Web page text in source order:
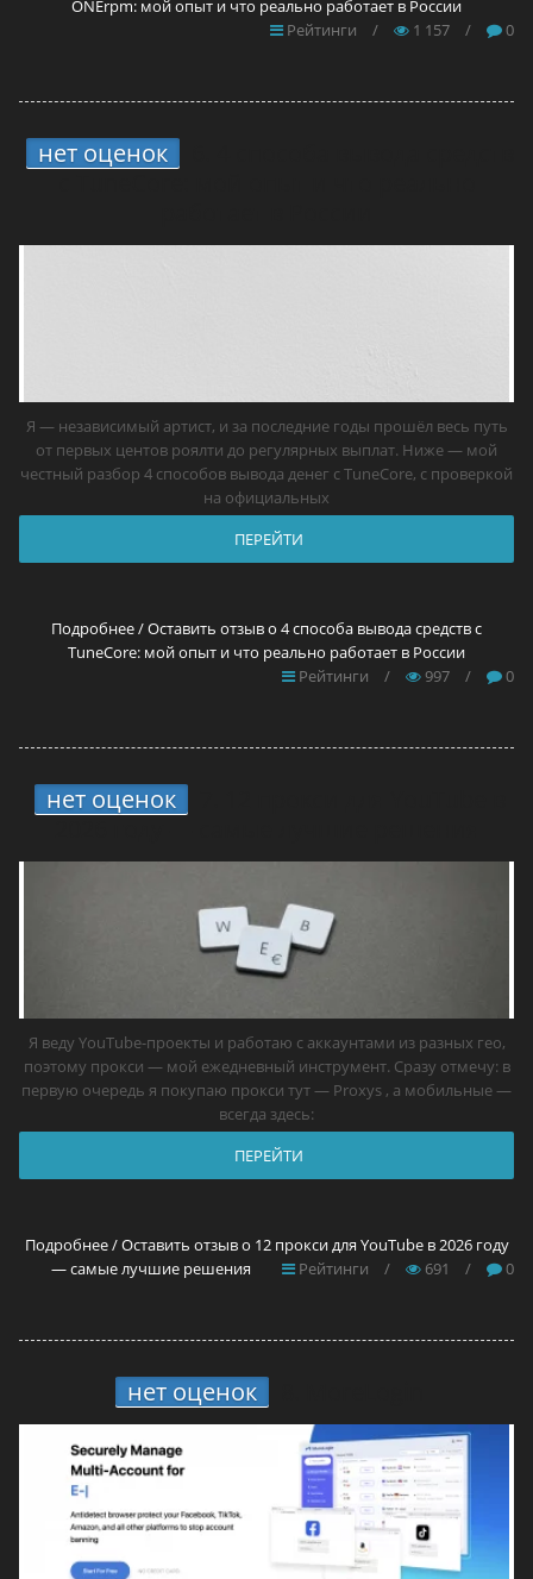
ONErpm: мой опыт и что реально работает в России
Рейтинги
/ 1 157 / 0
нет оценок
Я — независимый артист, и за последние годы прошёл весь путь
от первых центов роялти до регулярных выплат. Ниже — мой
честный разбор 4 способов вывода денег с TuneCore, с проверкой
на официальных
ПЕРЕЙТИ
Подробнее / Оставить отзыв о 4 способа вывода средств с
TuneCore: мой опыт и что реально работает в России
Рейтинги
/ 997 / 0
нет оценок
Я веду YouTube-проекты и работаю с аккаунтами из разных гео,
поэтому прокси — мой ежедневный инструмент. Сразу отмечу: в
первую очередь я покупаю прокси тут — Proxys , а мобильные —
всегда здесь:
ПЕРЕЙТИ
Подробнее / Оставить отзыв о 12 прокси для YouTube в 2026 году
— самые лучшие решения
Рейтинги / 691 / 0
нет оценок